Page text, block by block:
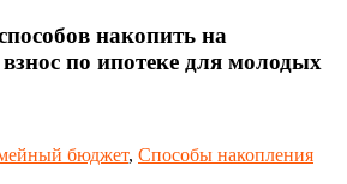
накопить на
по ипотеке для молодых
бюджет, Способы накопления